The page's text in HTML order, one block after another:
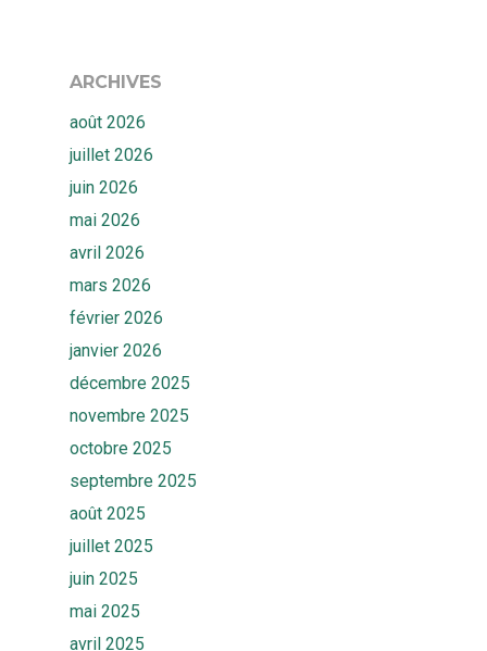
ARCHIVES
août 2026
juillet 2026
juin 2026
mai 2026
avril 2026
mars 2026
février 2026
janvier 2026
décembre 2025
novembre 2025
octobre 2025
septembre 2025
août 2025
juillet 2025
juin 2025
mai 2025
avril 2025